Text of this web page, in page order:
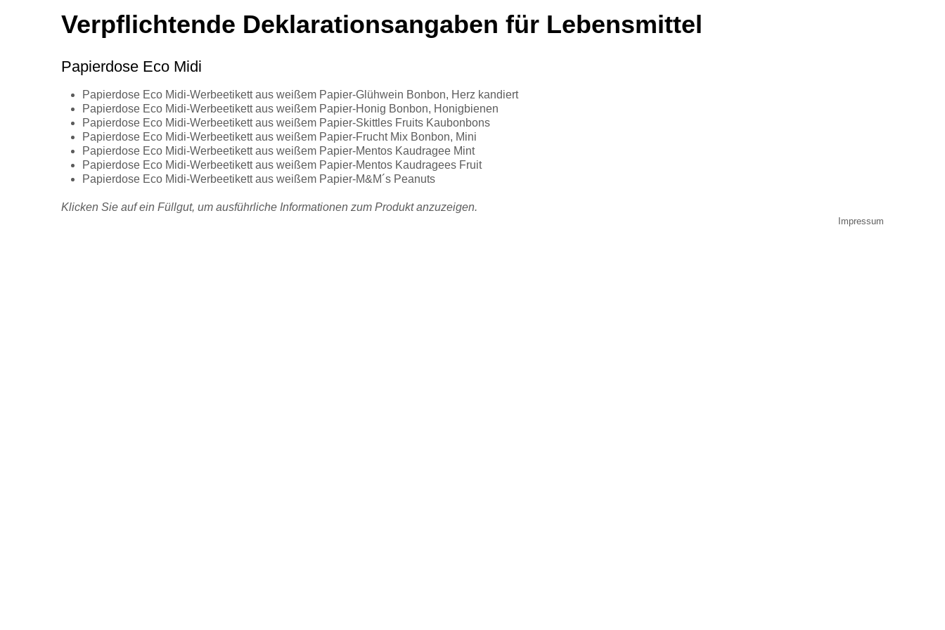
Verpflichtende Deklarationsangaben für Lebensmittel
Papierdose Eco Midi
Papierdose Eco Midi-Werbeetikett aus weißem Papier-Glühwein Bonbon, Herz kandiert
Papierdose Eco Midi-Werbeetikett aus weißem Papier-Honig Bonbon, Honigbienen
Papierdose Eco Midi-Werbeetikett aus weißem Papier-Skittles Fruits Kaubonbons
Papierdose Eco Midi-Werbeetikett aus weißem Papier-Frucht Mix Bonbon, Mini
Papierdose Eco Midi-Werbeetikett aus weißem Papier-Mentos Kaudragee Mint
Papierdose Eco Midi-Werbeetikett aus weißem Papier-Mentos Kaudragees Fruit
Papierdose Eco Midi-Werbeetikett aus weißem Papier-M&M´s Peanuts
Klicken Sie auf ein Füllgut, um ausführliche Informationen zum Produkt anzuzeigen.
Impressum